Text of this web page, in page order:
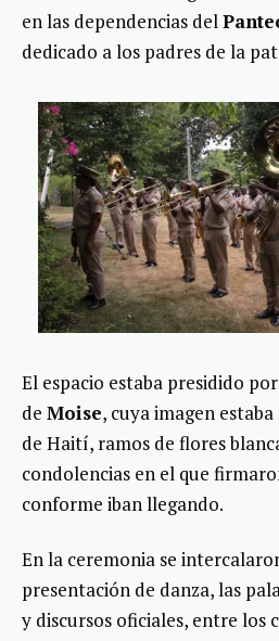
en las dependencias del
dedicado a los padres de la
El espacio estaba presidido
de Moise, cuya imagen
de Haití, ramos de flores
condolencias en el que
conforme iban llegando.
En la ceremonia se
presentación de danza, las
y discursos oficiales, entre los